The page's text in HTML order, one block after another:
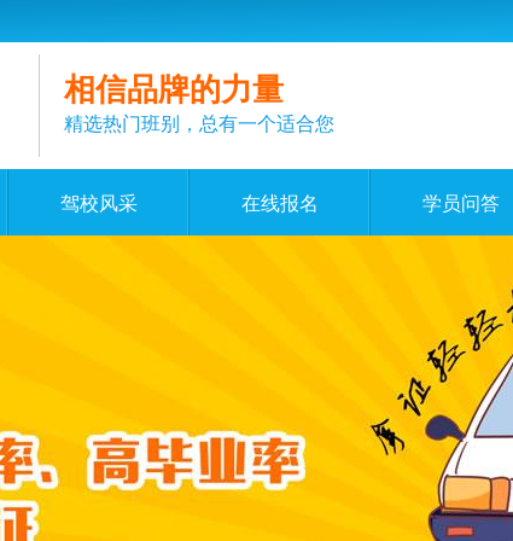
相信品牌的力量
精选热门班别，总有一个适合您
驾校风采 在线报名 学员问答